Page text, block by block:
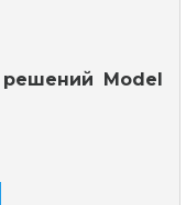
Model